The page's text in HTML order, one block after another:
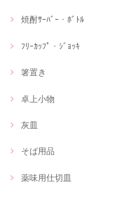
焼酎ｻｰﾊﾞｰ・ﾎﾞﾄﾙ
ﾌﾘｰｶｯﾌﾟ・ｼﾞｮｯｷ
箸置き
卓上小物
灰皿
そば用品
薬味用仕切皿